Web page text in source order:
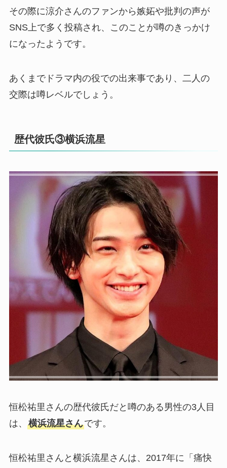
その際に涼介さんのファンから嫉妬や批判の声が
SNS上で多く投稿され、このことが噂のきっかけ
になったようです。
あくまでドラマ内の役での出来事であり、二人の
交際は噂レベルでしょう。
歴代彼氏③横浜流星
恒松祐里さんの歴代彼氏だと噂のある男性の3人目
は、 横浜流星さんです。
恒松祐里さんと横浜流星さんは、2017年に「痛快